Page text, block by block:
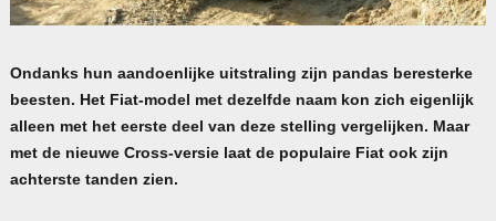
Ondanks hun aandoenlijke uitstraling zijn pandas beresterke
beesten. Het Fiat-model met dezelfde naam kon zich eigenlijk
alleen met het eerste deel van deze stelling vergelijken. Maar
met de nieuwe Cross-versie laat de populaire Fiat ook zijn
achterste tanden zien.